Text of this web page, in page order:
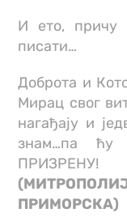
И ето, причу
писати…
Доброта и
Мирац свог
нагађају и
знам…па
ПРИЗРЕНУ!
ПРИМОРСКА)